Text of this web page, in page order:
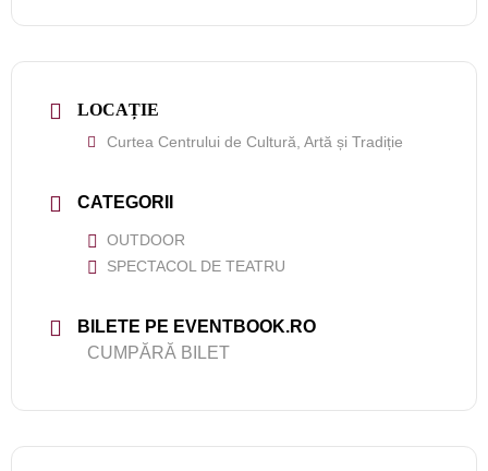
LOCAȚIE
Curtea Centrului de Cultură, Artă și Tradiție
CATEGORII
OUTDOOR
SPECTACOL DE TEATRU
BILETE PE EVENTBOOK.RO
CUMPĂRĂ BILET